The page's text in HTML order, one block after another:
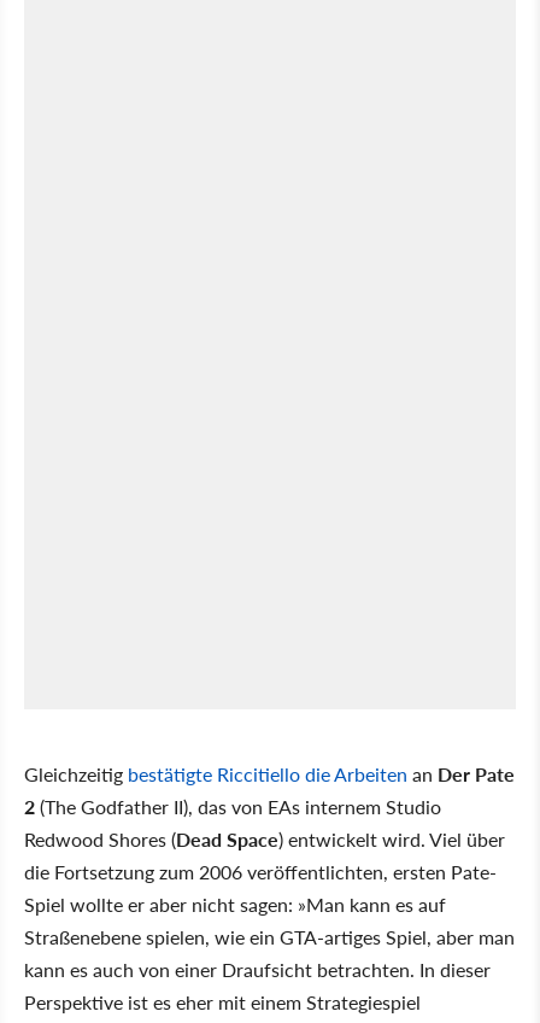
Gleichzeitig bestätigte Riccitiello die Arbeiten an Der Pate
2(The Godfather II), das von EAs internem Studio
Redwood Shores (Dead Space) entwickelt wird. Viel über
die Fortsetzung zum 2006 veröffentlichten, ersten Pate-
Spiel wollte er aber nicht sagen: »Man kann es auf
Straßenebene spielen, wie ein GTA-artiges Spiel, aber man
kann es auch von einer Draufsicht betrachten. In dieser
Perspektive ist es eher mit einem Strategiespiel